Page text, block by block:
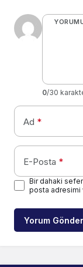
0/30
Ad *
E-Posta *
Bir dahaki
posta adresimi
Yorum Gönder